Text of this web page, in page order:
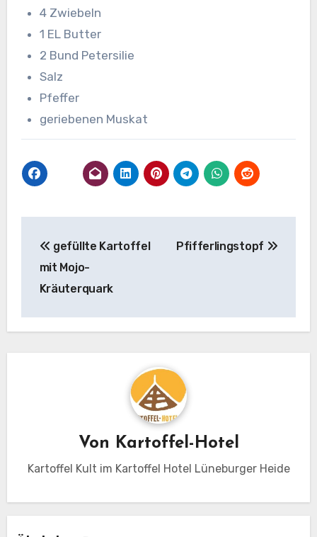
4 Zwiebeln
1 EL Butter
2 Bund Petersilie
Salz
Pfeffer
geriebenen Muskat
gefüllte Kartoffel
mit Mojo-
Kräuterquark
Pfifferlingstopf
Von Kartoffel-Hotel
Kartoffel Kult im Kartoffel Hotel Lüneburger Heide